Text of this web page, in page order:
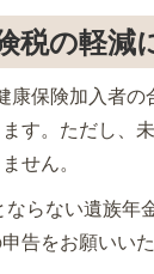
税の軽減
保険加入者
す。ただし、
せん。
らない遺族年
告をお願いいた